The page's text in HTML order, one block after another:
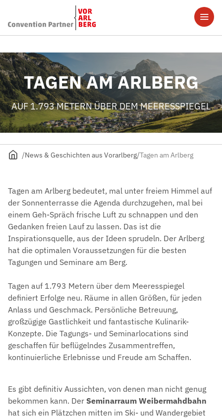
TAGEN AM ARLBERG
AUF 1.793 METERN ÜBER DEM MEERESSPIEGEL
News & Geschichten aus Vorarlberg Tagen am Arlberg
Tagen am Arlberg bedeutet, mal unter freiem Himmel auf
der Sonnenterrasse die Agenda durchzugehen, mal bei
einem Geh-Spräch frische Luft zu schnappen und den
Gedanken freien Lauf zu lassen. Das ist die
Inspirationsquelle, aus der Ideen sprudeln. Der Arlberg
hat die optimalen Voraussetzungen für die besten
Tagungen und Seminare am Berg.
Tagen auf 1.793 Metern über dem Meeresspiegel
definiert Erfolge neu. Räume in allen Größen, für jeden
Anlass und Geschmack. Persönliche Betreuung,
großzügige Gastlichkeit und fantastische Kulinarik-
Konzepte. Die Tagungs- und Seminarlocations sind
geschaffen für beflügelndes Zusammentreffen,
kontinuierliche Erlebnisse und Freude am Schaffen.
Es gibt definitiv Aussichten, von denen man nicht genug
bekommen kann. Der Seminarraum Weibermahdbahn
hat sich ein Plätzchen mitten im Ski- und Wandergebiet